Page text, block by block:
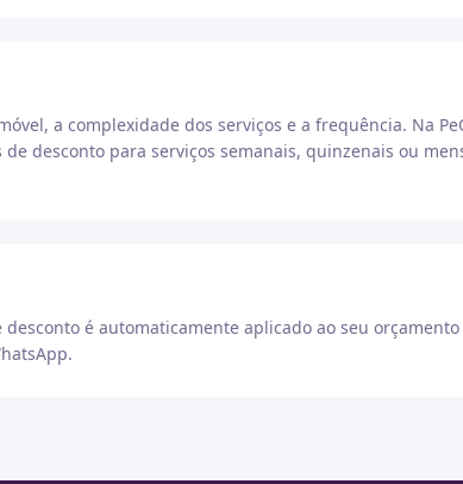
a complexidade dos serviços e a frequência. Na
desconto para serviços semanais, quinzenais ou
é automaticamente aplicado ao seu